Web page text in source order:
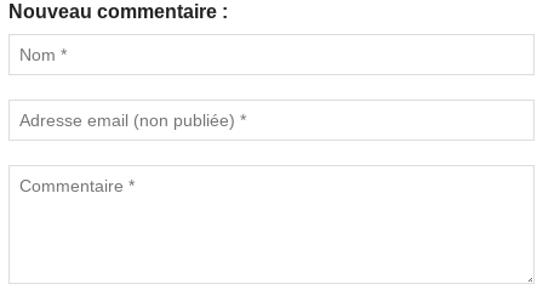
Nouveau commentaire :